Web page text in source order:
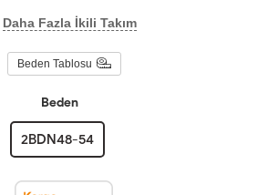
Daha Fazla İkili Takım
Beden Tablosu
Beden
2BDN48-54